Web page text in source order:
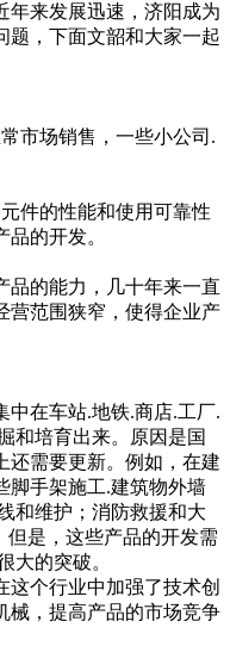
年来发展迅速，济阳成为
题，下面文韶和大家一起
市场销售，一些小公司.
件的性能和使用可靠性
的开发。
品的能力，几十年来一直
营范围狭窄，使得企业产
中在车站.地铁.商店.工厂.
和培育出来。原因是国
还需要更新。例如，在建
脚手架施工.建筑物外墙
和维护；消防救援和大
但是，这些产品的开发需
大的突破。
这个行业中加强了技术创
械，提高产品的市场竞争